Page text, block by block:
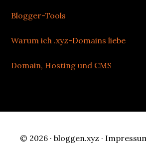
Blogger-Tools
Warum ich .xyz-Domains liebe
Domain, Hosting und CMS
© 2026 · bloggen.xyz ·